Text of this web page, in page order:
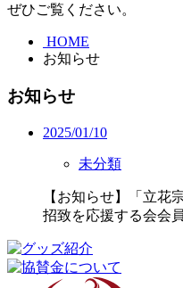
ぜひご覧ください。
HOME
お知らせ
お知らせ
2025/01/10
未分類
【お知らせ】「立花
招致を応援する会会